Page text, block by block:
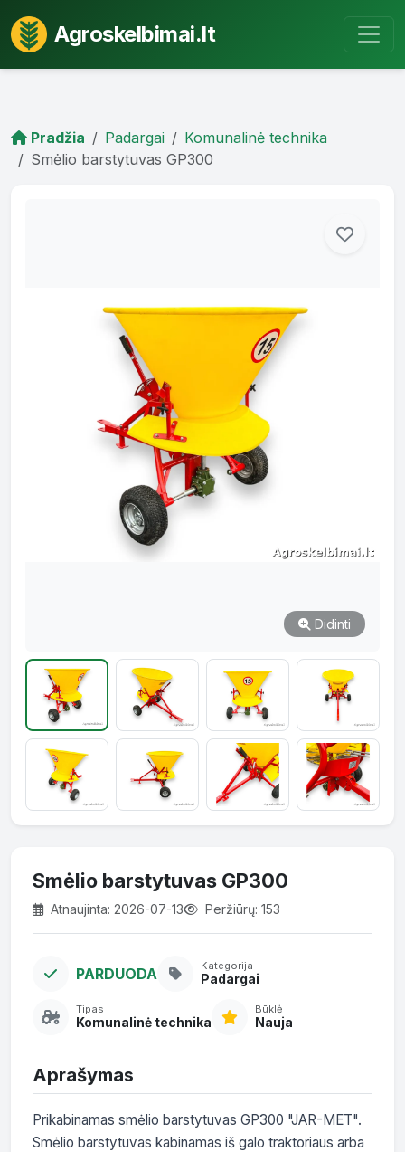
Agroskelbimai.lt
Pradžia Padargai
Komunalinė technika
Smėlio barstytuvas GP300
Didinti
Smėlio barstytuvas GP300
Atnaujinta: 2026-07-13 Peržiūrų: 153
PARDUODA Kategorija
Padargai
Tipas
Komunalinė technika
Būklė
Nauja
Aprašymas
Prikabinamas smėlio barstytuvas GP300 "JAR-MET".
Smėlio barstytuvas kabinamas iš galo traktoriaus arba